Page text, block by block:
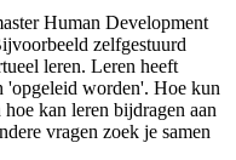
achtergrond nodig,
te gaan volgen, dan
Human Development
zelfgestuurd
leren. Leren heeft
'opgeleid worden'. Hoe kun
kan leren bijdragen aan
vragen zoek je samen